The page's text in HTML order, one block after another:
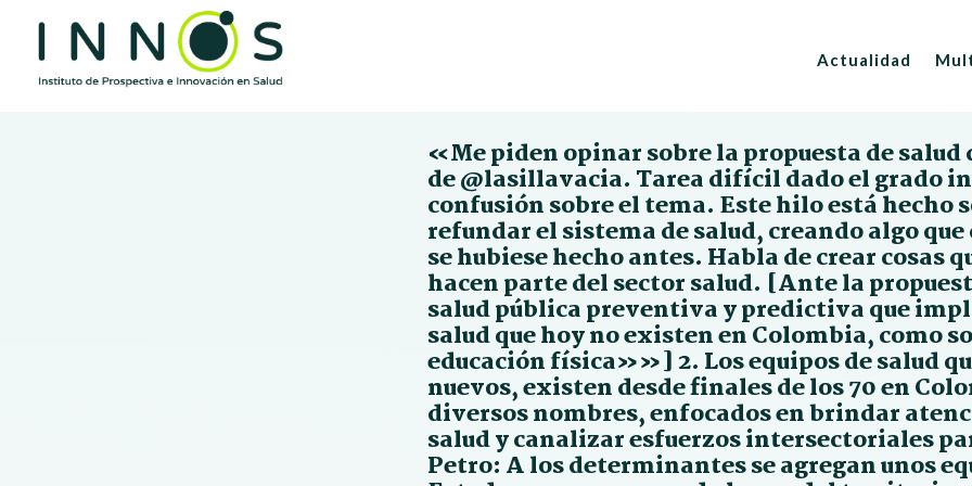
Actualidad
«Me piden opinar sobre la propuesta de
de @lasillavacia. Tarea difícil dado el grado
confusión sobre el tema. Este hilo está hecho
refundar el sistema de salud, creando algo
se hubiese hecho antes. Habla de crear cosas
hacen parte del sector salud. [Ante la
salud pública preventiva y predictiva que
salud que hoy no existen en Colombia, como
educación física»»] 2. Los equipos de salud
nuevos, existen desde finales de los 70 en
diversos nombres, enfocados en brindar
salud y canalizar esfuerzos intersectoriales
Petro: A los determinantes se agregan unos